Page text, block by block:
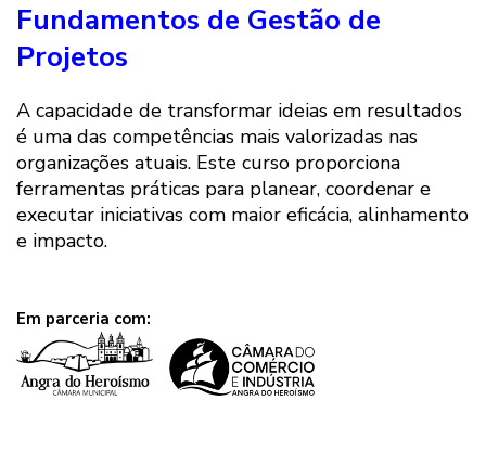
Fundamentos de Gestão de
Projetos
A capacidade de transformar ideias em resultados
é uma das competências mais valorizadas nas
organizações atuais. Este curso proporciona
ferramentas práticas para planear, coordenar e
executar iniciativas com maior eficácia, alinhamento
e impacto.
Em parceria com: